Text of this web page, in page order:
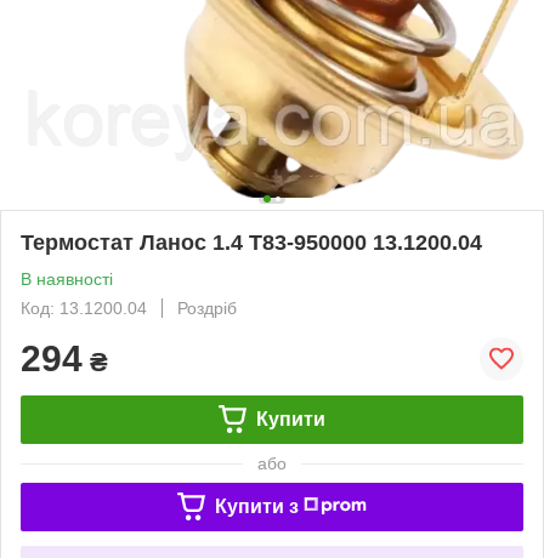
Термостат Ланос 1.4 Т83-950000 13.1200.04
В наявності
Код: 13.1200.04
Роздріб
294 ₴
Купити
або
Купити з